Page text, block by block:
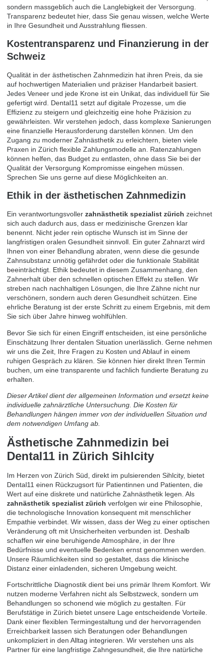
sondern massgeblich auch die Langlebigkeit der Versorgung.
Transparenz bedeutet hier, dass Sie genau wissen, welche Werte
in Ihre Gesundheit und Ausstrahlung fliessen.
Kostentransparenz und Finanzierung in der
Schweiz
Qualität in der ästhetischen Zahnmedizin hat ihren Preis, da sie
auf hochwertigen Materialien und präziser Handarbeit basiert.
Jedes Veneer und jede Krone ist ein Unikat, das individuell für Sie
gefertigt wird. Dental11 setzt auf digitale Prozesse, um die
Effizienz zu steigern und gleichzeitig eine hohe Präzision zu
gewährleisten. Wir verstehen jedoch, dass komplexe Sanierungen
eine finanzielle Herausforderung darstellen können. Um den
Zugang zu moderner Zahnästhetik zu erleichtern, bieten viele
Praxen in Zürich flexible Zahlungsmodelle an. Ratenzahlungen
können helfen, das Budget zu entlasten, ohne dass Sie bei der
Qualität der Versorgung Kompromisse eingehen müssen.
Sprechen Sie uns gerne auf diese Möglichkeiten an.
Ethik in der ästhetischen Zahnmedizin
Ein verantwortungsvoller zahnästhetik spezialist zürich zeichnet
sich auch dadurch aus, dass er medizinische Grenzen klar
benennt. Nicht jeder rein optische Wunsch ist im Sinne der
langfristigen oralen Gesundheit sinnvoll. Ein guter Zahnarzt wird
Ihnen von einer Behandlung abraten, wenn diese die gesunde
Zahnsubstanz unnötig gefährdet oder die funktionale Stabilität
beeinträchtigt. Ethik bedeutet in diesem Zusammenhang, den
Zahnerhalt über den schnellen optischen Effekt zu stellen. Wir
streben nach nachhaltigen Lösungen, die Ihre Zähne nicht nur
verschönern, sondern auch deren Gesundheit schützen. Eine
ehrliche Beratung ist der erste Schritt zu einem Ergebnis, mit dem
Sie sich über Jahre hinweg wohlfühlen.
Bevor Sie sich für einen Eingriff entscheiden, ist eine persönliche
Einschätzung Ihrer dentalen Situation unerlässlich. Gerne nehmen
wir uns die Zeit, Ihre Fragen zu Kosten und Ablauf in einem
ruhigen Gespräch zu klären. Sie können hier direkt Ihren Termin
buchen , um eine transparente und fachlich fundierte Beratung zu
erhalten.
Dieser Artikel dient der allgemeinen Information und ersetzt keine
individuelle zahnärztliche Untersuchung. Die Kosten für
Behandlungen hängen immer von der individuellen Situation und
dem notwendigen Umfang ab.
Ästhetische Zahnmedizin bei
Dental11 in Zürich Sihlcity
Im Herzen von Zürich Süd, direkt im pulsierenden Sihlcity, bietet
Dental11 einen Rückzugsort für Patientinnen und Patienten, die
Wert auf eine diskrete und natürliche Zahnästhetik legen. Als
zahnästhetik spezialist zürich verfolgen wir eine Philosophie,
die technologische Innovation konsequent mit menschlicher
Empathie verbindet. Wir wissen, dass der Weg zu einer optischen
Veränderung oft mit Unsicherheiten verbunden ist. Deshalb
schaffen wir eine beruhigende Atmosphäre, in der Ihre
Bedürfnisse und eventuelle Bedenken ernst genommen werden.
Unsere Räumlichkeiten sind so gestaltet, dass die klinische
Distanz einer einladenden, sicheren Umgebung weicht.
Fortschrittliche Diagnostik dient bei uns primär Ihrem Komfort. Wir
nutzen moderne Verfahren nicht als Selbstzweck, sondern um
Behandlungen so schonend wie möglich zu gestalten. Für
Berufstätige in Zürich bietet unsere Lage entscheidende Vorteile.
Dank einer flexiblen Termingestaltung und der hervorragenden
Erreichbarkeit lassen sich Beratungen oder Behandlungen
unkompliziert in den Alltag integrieren. Wir verstehen uns als
Partner für eine langfristige Zahngesundheit, die Ihre natürliche